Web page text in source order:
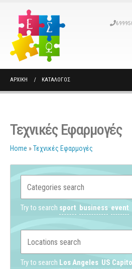
ΑΡΧΙΚΉ ΚΑΤΆΛΟΓΟΣ
Τεχνικές Εφαρμογές
Home »Τεχνικές Εφαρμογές
Try to search sport business event
Try to search Los Angeles US